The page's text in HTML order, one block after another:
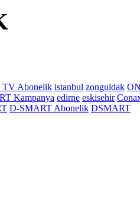
TV Abonelik istanbul zonguldak
Kampanya edirne eskisehir
D-SMART Abonelik DSMART